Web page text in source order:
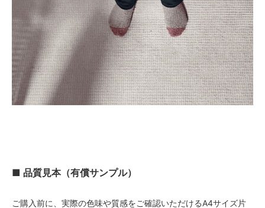
■ 品質見本（有償サンプル）
ご購入前に、実際の色味や質感をご確認いただけるA4サイズ片